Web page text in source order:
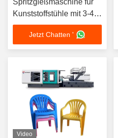
Spritzgießmaschine für
Kunststoffstühle mit 3-4
Heizzonen
Jetzt Chatten '
Video